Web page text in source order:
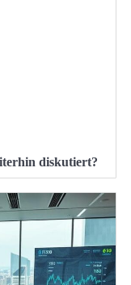
diskutiert?